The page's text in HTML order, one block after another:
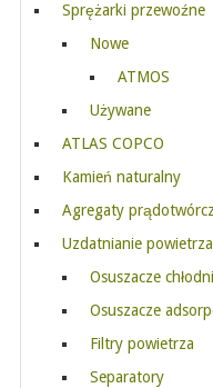
Sprężarki przewoźne
Nowe
ATMOS
Używane
ATLAS COPCO
Kamień naturalny
Agregaty
Uzdatnianie powietrza
Osuszacze
Osuszacze
Filtry powietrza
Separatory